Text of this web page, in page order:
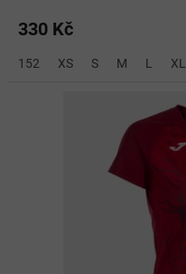
330 Kč
152 XS S M L XL